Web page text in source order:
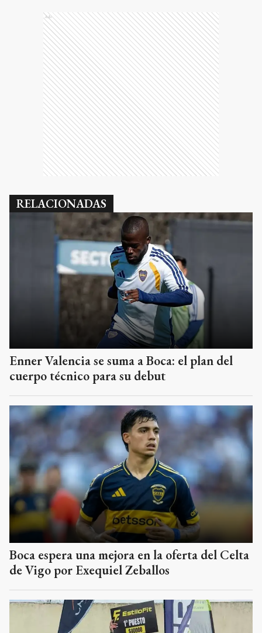
Ads
RELACIONADAS
Enner Valencia se suma a Boca: el plan del
cuerpo técnico para su debut
Boca espera una mejora en la oferta del Celta
de Vigo por Exequiel Zeballos